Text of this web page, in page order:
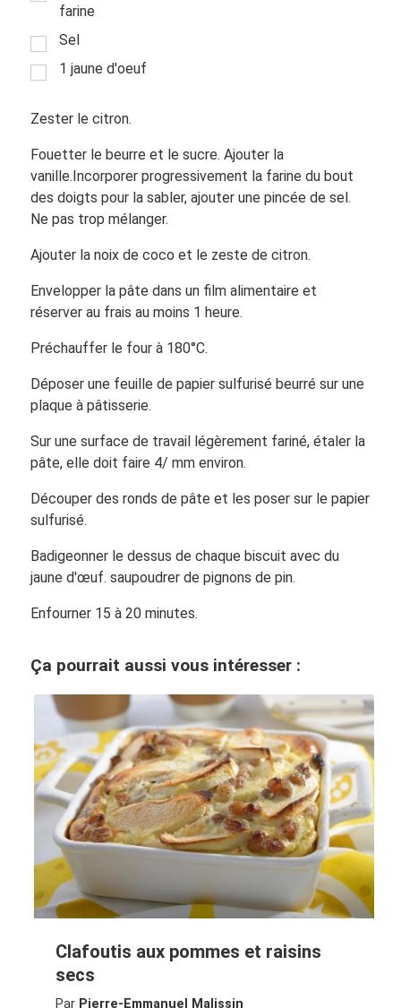
farine
Sel
1 jaune d'oeuf
Zester le citron.
Fouetter le beurre et le sucre. Ajouter la
vanille.Incorporer progressivement la farine du bout
des doigts pour la sabler, ajouter une pincée de sel.
Ne pas trop mélanger.
Ajouter la noix de coco et le zeste de citron.
Envelopper la pâte dans un film alimentaire et
réserver au frais au moins 1 heure.
Préchauffer le four à 180°C.
Déposer une feuille de papier sulfurisé beurré sur une
plaque à pâtisserie.
Sur une surface de travail légèrement fariné, étaler la
pâte, elle doit faire 4/ mm environ.
Découper des ronds de pâte et les poser sur le papier
sulfurisé.
Badigeonner le dessus de chaque biscuit avec du
jaune d'œuf. saupoudrer de pignons de pin.
Enfourner 15 à 20 minutes.
Ça pourrait aussi vous intéresser :
Clafoutis aux pommes et raisins
secs
Par Pierre-Emmanuel Malissin